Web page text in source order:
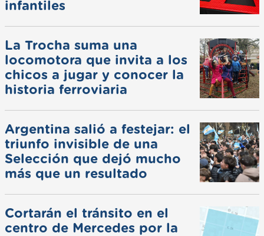
infantiles
La Trocha suma una
locomotora que invita a los
chicos a jugar y conocer la
historia ferroviaria
Argentina salió a festejar: el
triunfo invisible de una
Selección que dejó mucho
más que un resultado
Cortarán el tránsito en el
centro de Mercedes por la